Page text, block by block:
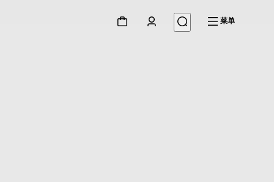
菜单